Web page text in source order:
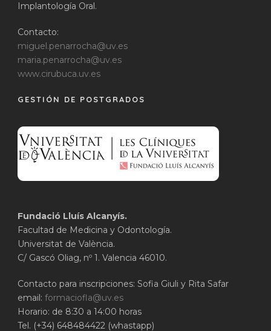
Implantología Oral.
Contacto:
miguel.penarrocha@uv.es
maria.penarrocha@uv.es
www.cirubuca.uv.es
GESTIÓN DE POSTGRADOS
Fundació Lluís Alcanyís.
Facultad de Medicina y Odontología.
Universitat de València.
C/ Gascó Oliag, nº 1. Valencia 46010.
Contacto para inscripciones: Sofia Giuli y Rita Safar
email: formaciofla@uv.es
Horario: de 8:30 a 14:00 horas
Tel. (+34) 648484422 (whastapp)